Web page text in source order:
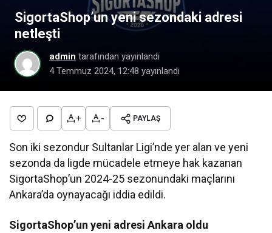
SigortaShop’un yeni sezondaki adresi
netleşti
admin tarafından yayınlandı
4 Temmuz 2024, 12:48 yayınlandı
+ - PAYLAŞ
Son iki sezondur Sultanlar Ligi’nde yer alan ve yeni
sezonda da ligde mücadele etmeye hak kazanan
SigortaShop’un 2024-25 sezonundaki maçlarını
Ankara’da oynayacağı iddia edildi.
SigortaShop’un yeni adresi Ankara oldu